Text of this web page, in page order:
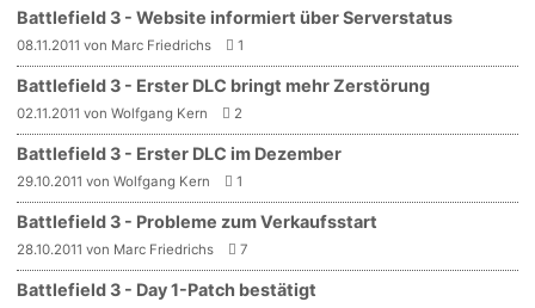
Battlefield 3 - Website informiert über Serverstatus
08.11.2011 von Marc Friedrichs 1
Battlefield 3 - Erster DLC bringt mehr Zerstörung
02.11.2011 von Wolfgang Kern 2
Battlefield 3 - Erster DLC im Dezember
29.10.2011 von Wolfgang Kern 1
Battlefield 3 - Probleme zum Verkaufsstart
28.10.2011 von Marc Friedrichs 7
Battlefield 3 - Day 1-Patch bestätigt